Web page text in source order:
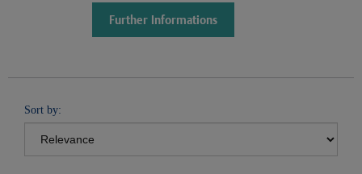
Further Informations
Sort by: